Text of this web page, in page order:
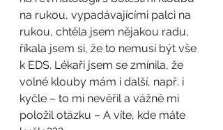
na rukou, vypadávajícími palci na
rukou, chtěla jsem nějakou radu,
říkala jsem si, že to nemusí být vše
k EDS. Lékaři jsem se zmínila, že
volné klouby mám i další, např. i
kyčle – to mi nevěřil a vážně mi
položil otázku – A víte, kde máte